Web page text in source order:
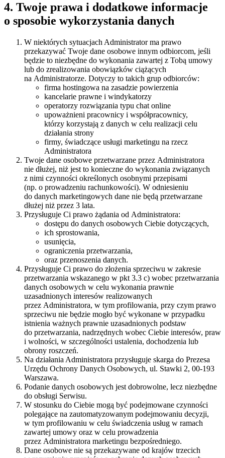
4. Twoje prawa i dodatkowe informacje
o sposobie wykorzystania danych
W niektórych sytuacjach Administrator ma prawo
przekazywać Twoje dane osobowe innym odbiorcom, jeśli
będzie to niezbędne do wykonania zawartej z Tobą umowy
lub do zrealizowania obowiązków ciążących
na Administratorze. Dotyczy to takich grup odbiorców:
firma hostingowa na zasadzie powierzenia
kancelarie prawne i windykatorzy
operatorzy rozwiązania typu chat online
upoważnieni pracownicy i współpracownicy,
którzy korzystają z danych w celu realizacji celu
działania strony
firmy, świadczące usługi marketingu na rzecz
Administratora
Twoje dane osobowe przetwarzane przez Administratora
nie dłużej, niż jest to konieczne do wykonania związanych
z nimi czynności określonych osobnymi przepisami
(np. o prowadzeniu rachunkowości). W odniesieniu
do danych marketingowych dane nie będą przetwarzane
dłużej niż przez 3 lata.
Przysługuje Ci prawo żądania od Administratora:
dostępu do danych osobowych Ciebie dotyczących,
ich sprostowania,
usunięcia,
ograniczenia przetwarzania,
oraz przenoszenia danych.
Przysługuje Ci prawo do złożenia sprzeciwu w zakresie
przetwarzania wskazanego w pkt 3.3 c) wobec przetwarzania
danych osobowych w celu wykonania prawnie
uzasadnionych interesów realizowanych
przez Administratora, w tym profilowania, przy czym prawo
sprzeciwu nie będzie mogło być wykonane w przypadku
istnienia ważnych prawnie uzasadnionych podstaw
do przetwarzania, nadrzędnych wobec Ciebie interesów, praw
i wolności, w szczególności ustalenia, dochodzenia lub
obrony roszczeń.
Na działania Administratora przysługuje skarga do Prezesa
Urzędu Ochrony Danych Osobowych, ul. Stawki 2, 00-193
Warszawa.
Podanie danych osobowych jest dobrowolne, lecz niezbędne
do obsługi Serwisu.
W stosunku do Ciebie mogą być podejmowane czynności
polegające na zautomatyzowanym podejmowaniu decyzji,
w tym profilowaniu w celu świadczenia usług w ramach
zawartej umowy oraz w celu prowadzenia
przez Administratora marketingu bezpośredniego.
Dane osobowe nie są przekazywane od krajów trzecich